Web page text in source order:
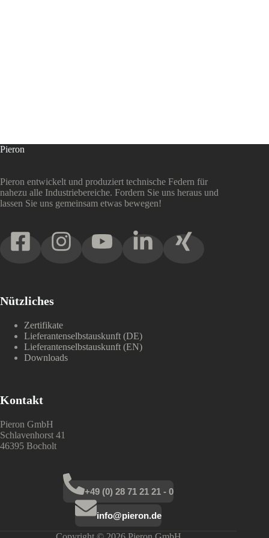
Pieron
Pieron entwickelt und produziert technische Federn für
nahezu alle Industriebereiche. Fordern Sie uns heraus und
lassen Sie uns gemeinsam etwas bewegen!
Nützliches
Zertifikate
Lieferantenselbstauskunft (DE)
Lieferantenselbstauskunft (EN)
Downloads
Kontakt
Pieron GmbH
Schlavenhorst 41
46395 Bocholt
+49 (0) 28 71 21 21 - 0
info@pieron.de